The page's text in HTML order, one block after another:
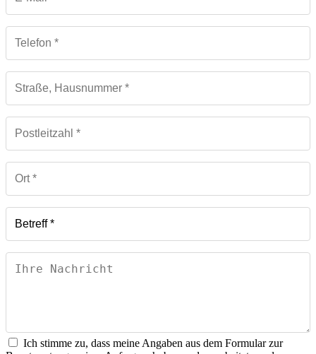
Ich stimme zu, dass meine Angaben aus dem Formular zur